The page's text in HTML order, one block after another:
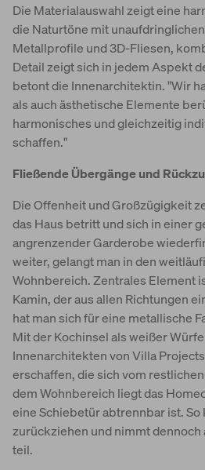
Die Materialauswahl zeigt eine
die Naturtöne mit
Metallprofile und 3D-Fliesen,
Detail zeigt sich in jedem Aspekt
betont die Innenarchitektin. "Wir
als auch ästhetische Elemente
harmonisches und gleichzeitig
schaffen."
Fließende Übergänge und
Die Offenheit und Großzügigkeit
das Haus betritt und sich in einer
angrenzender Garderobe
weiter, gelangt man in den
Wohnbereich. Zentrales Element
Kamin, der aus allen Richtungen
hat man sich für eine metallische
Mit der Kochinsel als weißer
Innenarchitekten von Villa
erschaffen, die sich vom
dem Wohnbereich liegt das
eine Schiebetür abtrennbar ist. So
zurückziehen und nimmt dennoch
teil.